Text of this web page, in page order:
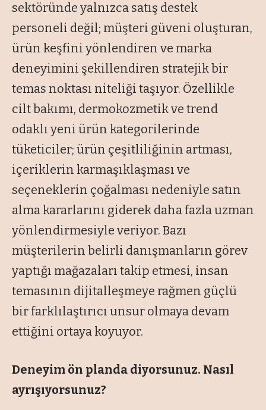
sektöründe yalnızca satış destek
personeli değil; müşteri güveni oluşturan,
ürün keşfini yönlendiren ve marka
deneyimini şekillendiren stratejik bir
temas noktası niteliği taşıyor. Özellikle
cilt bakımı, dermokozmetik ve trend
odaklı yeni ürün kategorilerinde
tüketiciler; ürün çeşitliliğinin artması,
içeriklerin karmaşıklaşması ve
seçeneklerin çoğalması nedeniyle satın
alma kararlarını giderek daha fazla uzman
yönlendirmesiyle veriyor. Bazı
müşterilerin belirli danışmanların görev
yaptığı mağazaları takip etmesi, insan
temasının dijitalleşmeye rağmen güçlü
bir farklılaştırıcı unsur olmaya devam
ettiğini ortaya koyuyor.
Deneyim ön planda diyorsunuz. Nasıl
ayrışıyorsunuz?